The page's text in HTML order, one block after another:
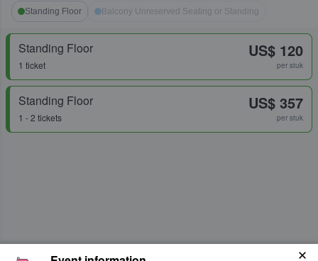
Standing Floor Balcony Unreserved Seating or Standing
Standing Floor
1 ticket
US$ 120
per stuk
Standing Floor
1 - 2 tickets
US$ 357
per stuk